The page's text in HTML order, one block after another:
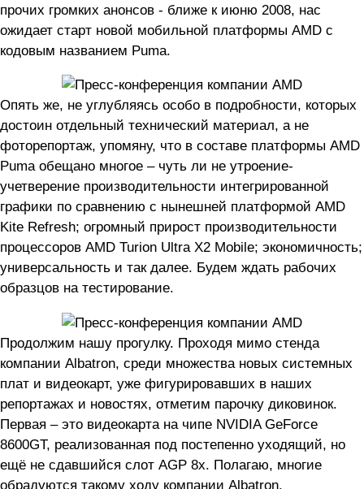
прочих громких анонсов - ближе к июню 2008, нас
ожидает старт новой мобильной платформы AMD с
кодовым названием Puma.
Опять же, не углубляясь особо в подробности, которых
достоин отдельный технический материал, а не
фоторепортаж, упомяну, что в составе платформы AMD
Puma обещано многое – чуть ли не утроение-
учетверение производительности интегрированной
графики по сравнению с нынешней платформой AMD
Kite Refresh; огромный прирост производительности
процессоров AMD Turion Ultra X2 Mobile; экономичность;
универсальность и так далее. Будем ждать рабочих
образцов на тестирование.
Продолжим нашу прогулку. Проходя мимо стенда
компании Albatron, среди множества новых системных
плат и видеокарт, уже фигурировавших в наших
репортажах и новостях, отметим парочку диковинок.
Первая – это видеокарта на чипе NVIDIA GeForce
8600GT, реализованная под постепенно уходящий, но
ещё не сдавшийся слот AGP 8x. Полагаю, многие
обрадуются такому ходу компании Albatron.